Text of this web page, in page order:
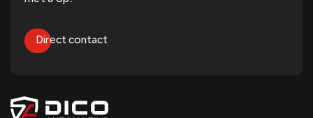
Direct contact